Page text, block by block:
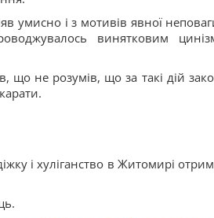
умисно і з мотивів явної
винятковим
що не розумів, що за такі дій
і хуліганство в Житомирі